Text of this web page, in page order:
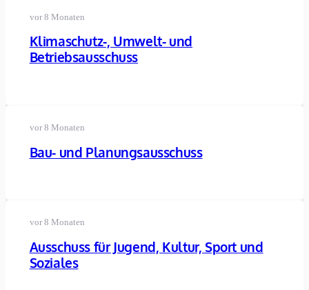
vor 8 Monaten
Klimaschutz-, Umwelt- und
Betriebsausschuss
vor 8 Monaten
Bau- und Planungsausschuss
vor 8 Monaten
Ausschuss für Jugend, Kultur, Sport und
Soziales